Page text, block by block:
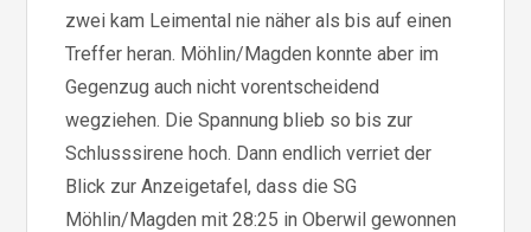
zwei kam Leimental nie näher als bis auf einen
Treffer heran. Möhlin/Magden konnte aber im
Gegenzug auch nicht vorentscheidend
wegziehen. Die Spannung blieb so bis zur
Schlusssirene hoch. Dann endlich verriet der
Blick zur Anzeigetafel, dass die SG
Möhlin/Magden mit 28:25 in Oberwil gewonnen